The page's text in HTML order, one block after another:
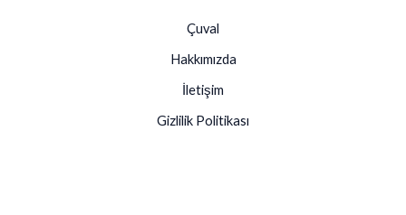
Çuval
Hakkımızda
İletişim
Gizlilik Politikası